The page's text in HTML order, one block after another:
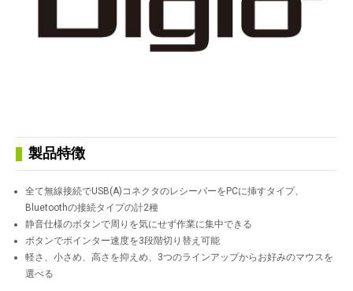
製品特徴
全て無線接続でUSB(A)コネクタのレシーバーをPCに挿すタイプ、
Bluetoothの接続タイプの計2種
静音仕様のボタンで周りを気にせず作業に集中できる
ボタンでポインター速度を3段階切り替え可能
軽さ、小さめ、高さを抑えめ、3つのラインアップからお好みのマウスを
選べる